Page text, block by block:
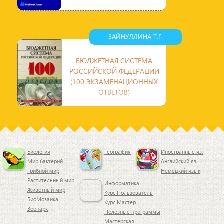
Государственному
ЗАЙНУЛЛИНА Т.Г.
БЮДЖЕТНАЯ СИСТЕМА
РОССИЙСКОЙ ФЕДЕРАЦИИ
(100 ЭКЗАМЕНАЦИОННЫХ
ОТВЕТОВ)
стандартом и учебной программой
Биология
Мир бактерий
Грибной мир
Растительный мир
Животный мир
БиоМозаика
Зоопарк
География
Иностранные яз.
Английский яз.
Немецкий язык
Информатика
Курс Пользователь
Курс Мастер
Полезные программы
Мастерская